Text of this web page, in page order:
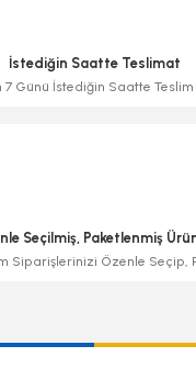
İstediğin Saatte Teslimat
7 Günü İstediğin Saatte
Seçilmiş, Paketlenmiş
Siparişlerinizi Özenle Seçip,